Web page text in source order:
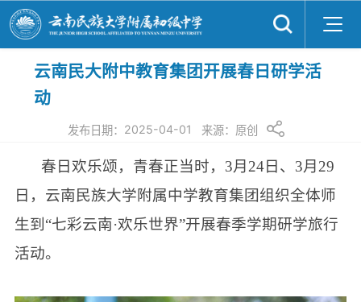
云南民大附中教育集团开展春日研学活
动
发布日期： 2025-04-01 来源： 原创
春日欢乐颂，青春正当时，3月24日、3月29
日，云南民族大学附属中学教育集团组织全体师
生到“七彩云南·欢乐世界”开展春季学期研学旅行
活动。